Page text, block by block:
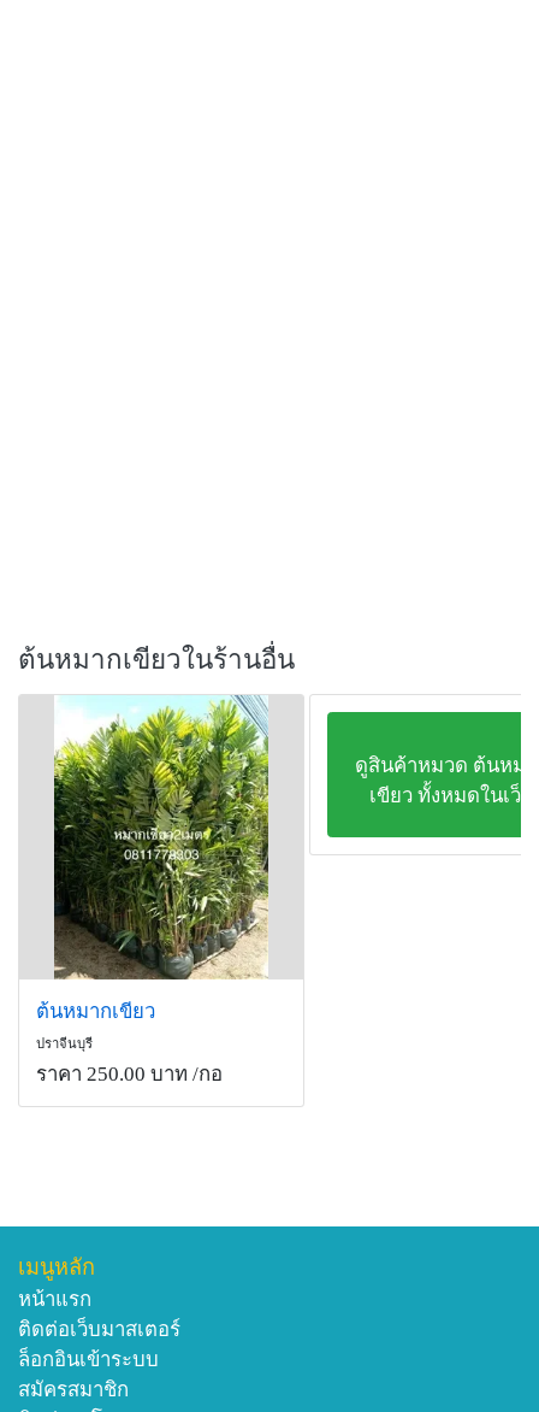
ต้นหมากเขียวในร้านอื่น
ต้นหมากเขียว
ปราจีนบุรี
ราคา 250.00 บาท /กอ
ดูสินค้าหมวด ต้นหม
เขียว ทั้งหมดในเว็บ
เมนูหลัก
หน้าแรก
ติดต่อเว็บมาสเตอร์
ล็อกอินเข้าระบบ
สมัครสมาชิก